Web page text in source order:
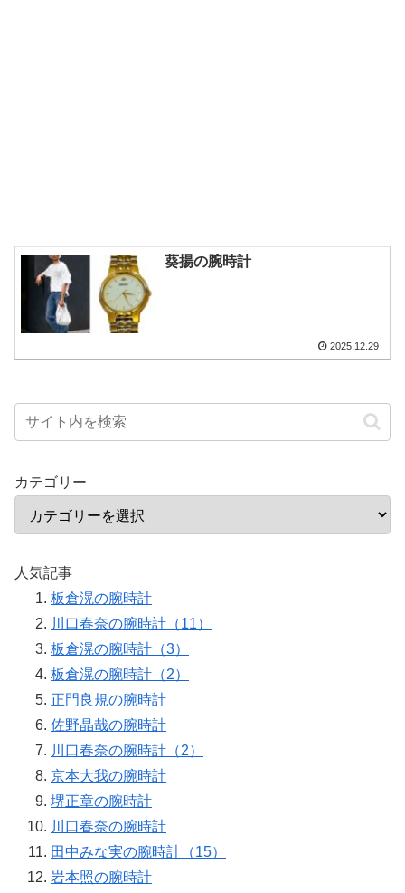
葵揚の腕時計
2025.12.29
カテゴリー
人気記事
板倉滉の腕時計
川口春奈の腕時計（11）
板倉滉の腕時計（3）
板倉滉の腕時計（2）
正門良規の腕時計
佐野晶哉の腕時計
川口春奈の腕時計（2）
京本大我の腕時計
堺正章の腕時計
川口春奈の腕時計
田中みな実の腕時計（15）
岩本照の腕時計